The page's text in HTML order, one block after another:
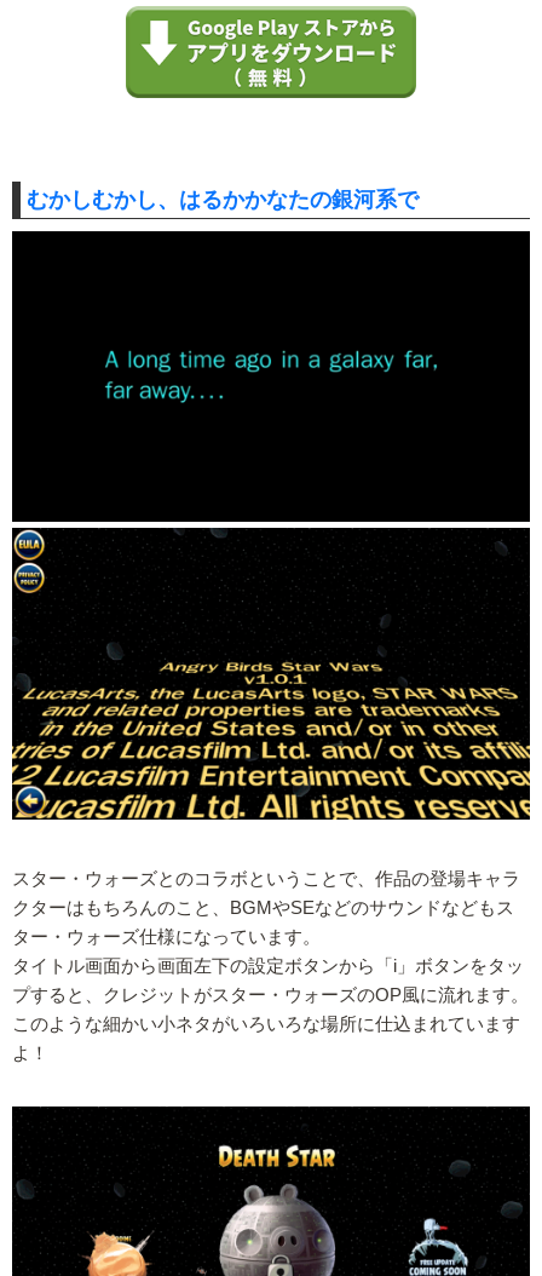
むかしむかし、はるかかなたの銀河系で
スター・ウォーズとのコラボということで、作品の登場キャラ
クターはもちろんのこと、BGMやSEなどのサウンドなどもス
ター・ウォーズ仕様になっています。
タイトル画面から画面左下の設定ボタンから「i」ボタンをタッ
プすると、クレジットがスター・ウォーズのOP風に流れます。
このような細かい小ネタがいろいろな場所に仕込まれています
よ！